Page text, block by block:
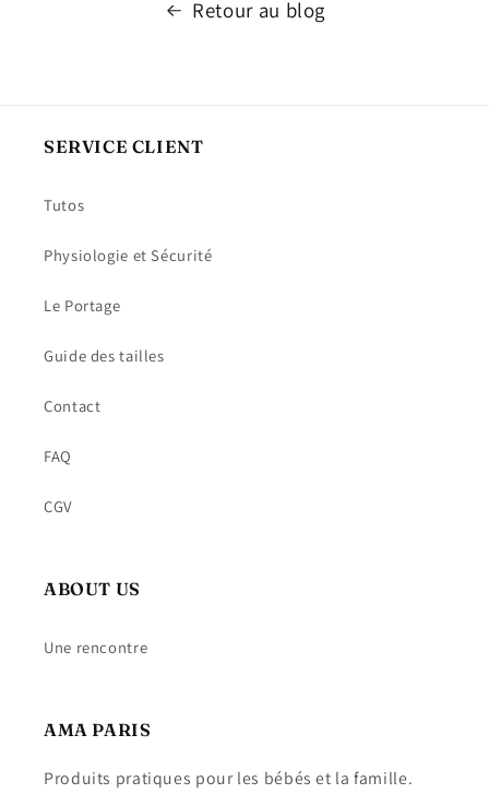
Retour au blog
SERVICE CLIENT
Tutos
Physiologie et Sécurité
Le Portage
Guide des tailles
Contact
FAQ
CGV
ABOUT US
Une rencontre
AMA PARIS
Produits pratiques pour les bébés et la famille.